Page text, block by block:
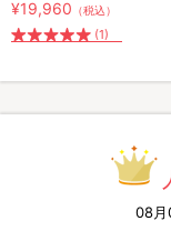
¥19,960 （税込）
(1)
08月